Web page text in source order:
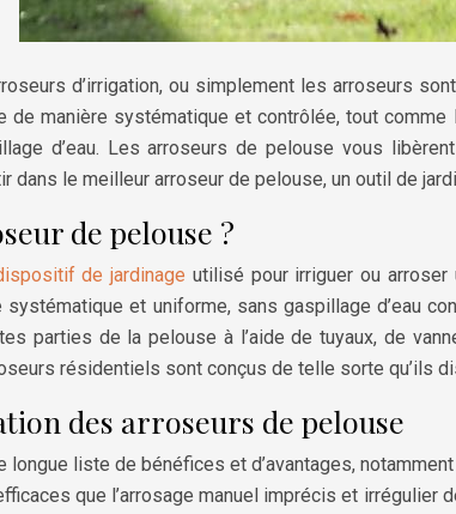
d’irrigation, ou simplement les arroseurs
de manière systématique et contrôlée, tout
d’eau. Les arroseurs de pelouse vous
dans le meilleur arroseur de pelouse, un outil de
de pelouse ?
de jardinage utilisé pour irriguer ou
systématique et uniforme, sans gaspillage d’eau
parties de la pelouse à l’aide de tuyaux, de
résidentiels sont conçus de telle sorte qu’ils
des arroseurs de pelouse
liste de bénéfices et d’avantages,
que l’arrosage manuel imprécis et irrégulier